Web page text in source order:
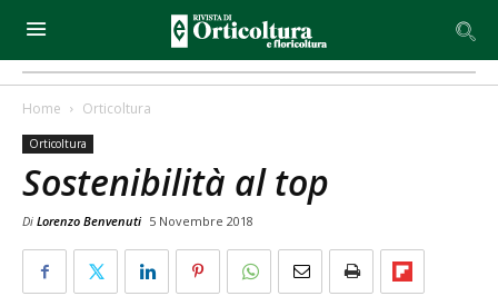
Home Orticoltura
Orticoltura
Sostenibilità al top
Di Lorenzo Benvenuti 5 Novembre 2018